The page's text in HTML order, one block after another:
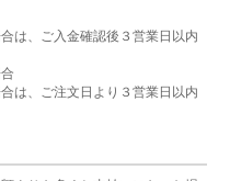
は、ご入金確認後３営業日以内
は、ご注文日より３営業日以内